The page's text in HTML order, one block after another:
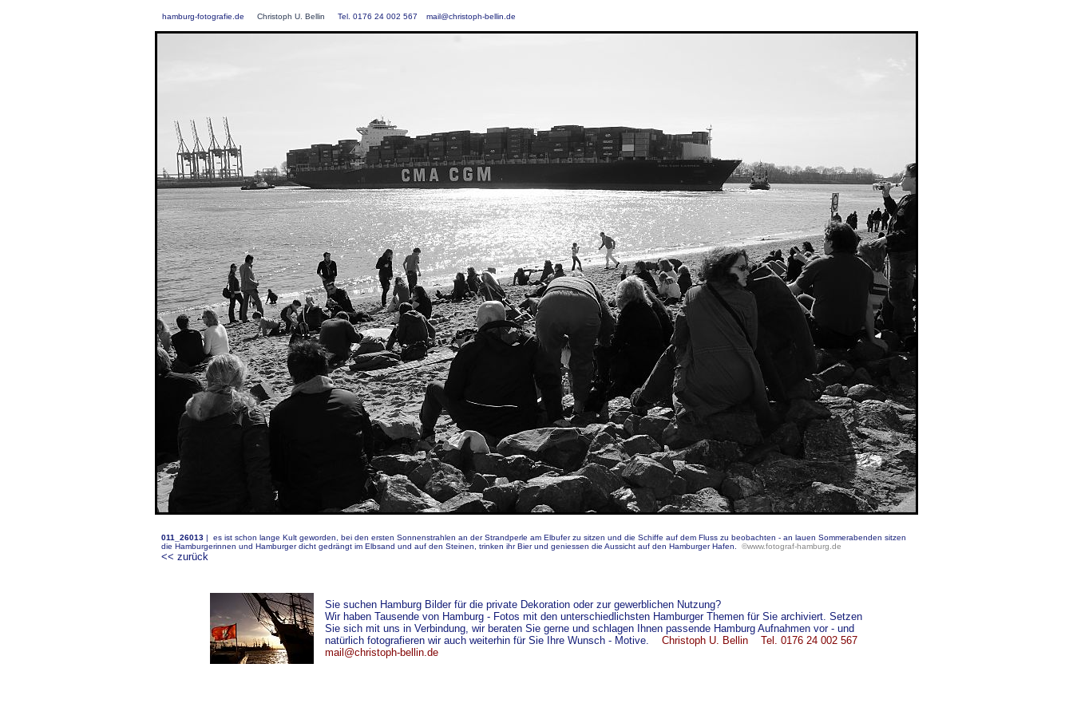
hamburg-fotografie.de Christoph U. Bellin Tel. 0176 24 002 567 mail@christoph-bellin.de
011_26013 |
es ist schon lange Kult geworden, bei den ersten Sonnenstrahlen an der Strandperle am Elbufer zu sitzen und die Schiffe auf dem Fluss zu beobachten - an lauen Sommerabenden sitzen
die Hamburgerinnen und Hamburger dicht gedrängt im Elbsand und auf den Steinen, trinken ihr Bier und geniessen die Aussicht auf den Hamburger Hafen. ©www.fotograf-hamburg.de
<< zurück
Sie suchen Hamburg Bilder für die private Dekoration oder zur gewerblichen Nutzung?
Wir haben Tausende von Hamburg - Fotos mit den unterschiedlichsten Hamburger Themen für Sie archiviert. Setzen
Sie sich mit uns in Verbindung, wir beraten Sie gerne und schlagen Ihnen passende Hamburg Aufnahmen vor - und
natürlich fotografieren wir auch weiterhin für Sie Ihre Wunsch - Motive.
Christoph U. Bellin
Tel. 0176 24 002 567
mail@christoph-bellin.de